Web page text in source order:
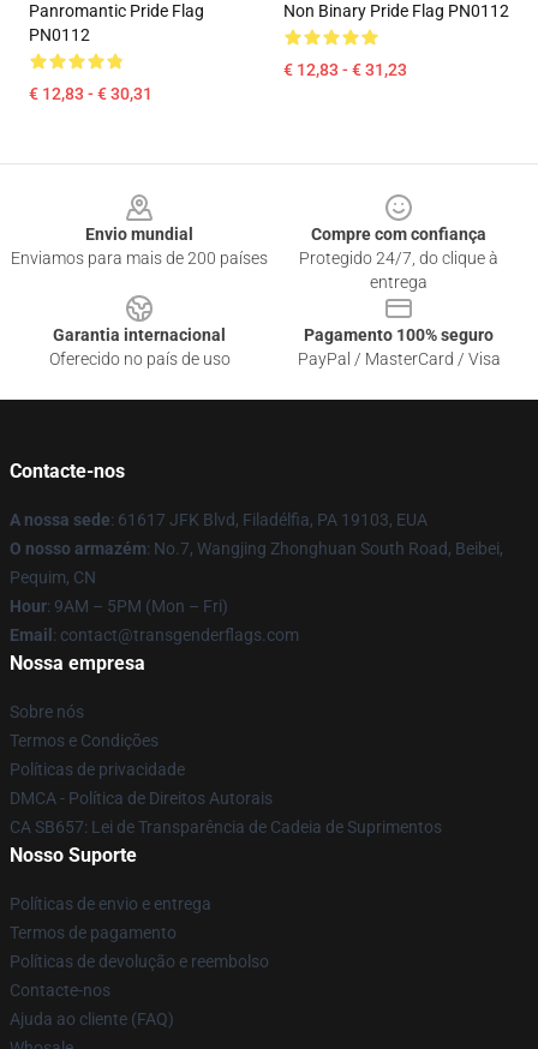
Panromantic Pride Flag
PN0112
€ 12,83 - € 30,31
Non Binary Pride Flag PN0112
€ 12,83 - € 31,23
Envio mundial
Enviamos para mais de 200 países
Compre com confiança
Protegido 24/7, do clique à
entrega
Garantia internacional
Oferecido no país de uso
Pagamento 100% seguro
PayPal / MasterCard / Visa
Contacte-nos
A nossa sede: 61617 JFK Blvd, Filadélfia, PA 19103, EUA
O nosso armazém: No.7, Wangjing Zhonghuan South Road, Beibei,
Pequim, CN
Hour: 9AM – 5PM (Mon – Fri)
Email : contact@transgenderflags.com
Nossa empresa
Sobre nós
Termos e Condições
Políticas de privacidade
DMCA - Política de Direitos Autorais
CA SB657: Lei de Transparência de Cadeia de Suprimentos
Nosso Suporte
Políticas de envio e entrega
Termos de pagamento
Políticas de devolução e reembolso
Contacte-nos
Ajuda ao cliente (FAQ)